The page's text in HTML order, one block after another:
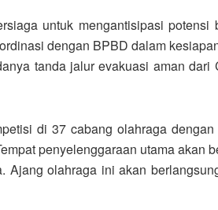
untuk mengantisipasi potensi
dengan BPBD dalam
tanda jalur evakuasi aman dari
di 37 cabang olahraga
penyelenggaraan utama akan
Ajang olahraga ini akan